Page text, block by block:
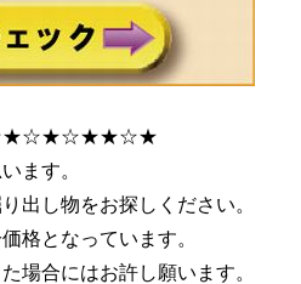
ます。
出し物をお探しください。
格となっています。
場合にはお許し願います。